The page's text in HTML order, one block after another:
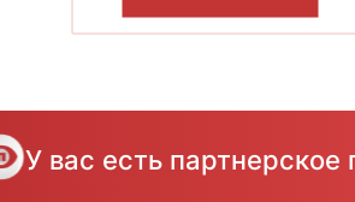
У вас есть